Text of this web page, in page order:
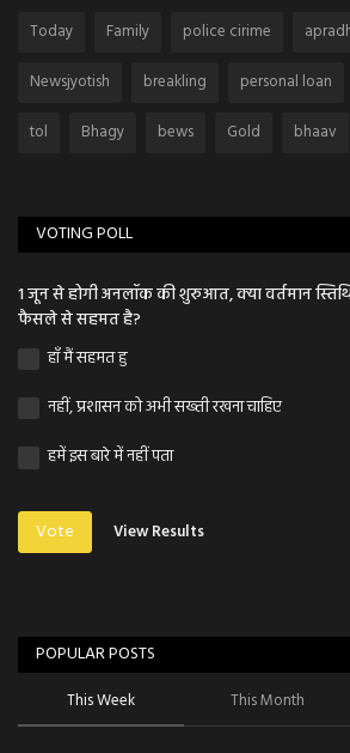
Today Family police cirime
Newsjyotish
breakling personal loan
tol
Bhagy bews Gold bhaav
VOTING POLL
1 जून से होगी अनलॉक की शुरुआत, क्या वर्तमान
फैसले से सहमत है?
हाँ मैं सहमत हु
नहीं, प्रशासन को अभी सख्ती रखना चाहिए
हमें इस बारे में नहीं पता
Vote View Results
POPULAR POSTS
This Week This Month